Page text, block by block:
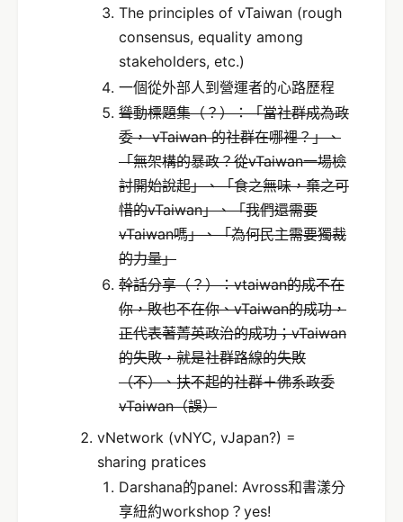
The principles of vTaiwan (rough
consensus, equality among
stakeholders, etc.)
一個從外部人到營運者的心路歷程
聳動標題集（？）：「當社群成為政
委， vTaiwan 的社群在哪裡？」、
「無架構的暴政？從vTaiwan一場檢
討開始說起」、「食之無味，棄之可
惜的vTaiwan」、「我們還需要
vTaiwan嗎」、「為何民主需要獨裁
的力量」
幹話分享（？）：vtaiwan的成不在
你，敗也不在你、vTaiwan的成功，
正代表著菁英政治的成功；vTaiwan
的失敗，就是社群路線的失敗
（不）、扶不起的社群＋佛系政委
vTaiwan（誤）
vNetwork (vNYC, vJapan?) =
sharing pratices
Darshana的panel: Avross和書漾分
享紐約workshop？yes!